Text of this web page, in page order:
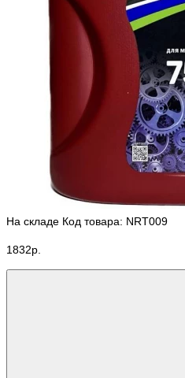
На складе Код товара: NRT009
1832р.